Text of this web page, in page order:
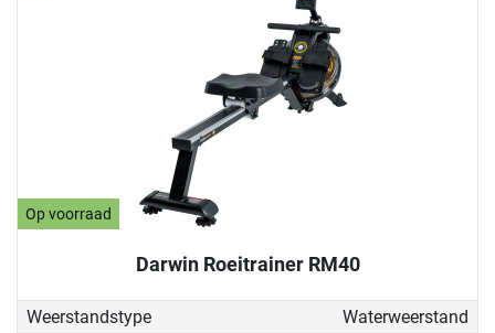
Op voorraad
Darwin Roeitrainer RM40
Weerstandstype
Waterweerstand